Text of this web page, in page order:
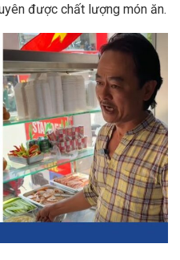
được chất lượng món ăn.